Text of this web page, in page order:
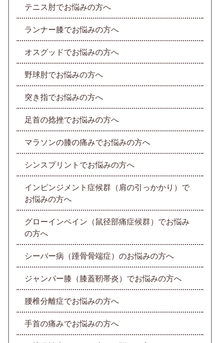
テニス肘でお悩みの方へ
ランナー膝でお悩みの方へ
オスグッドでお悩みの方へ
野球肘でお悩みの方へ
突き指でお悩みの方へ
足首の捻挫でお悩みの方へ
マラソンの膝の痛みでお悩みの方へ
シンスプリントでお悩みの方へ
インピンジメント症候群（肩の引っかかり）で
お悩みの方へ
グローインペイン（鼠径部痛症候群）でお悩み
の方へ
シーバー病（踵骨骨端症）のお悩みの方へ
ジャンパー膝（膝蓋靭帯炎）でお悩みの方へ
腰椎分離症でお悩みの方へ
手首の痛みでお悩みの方へ